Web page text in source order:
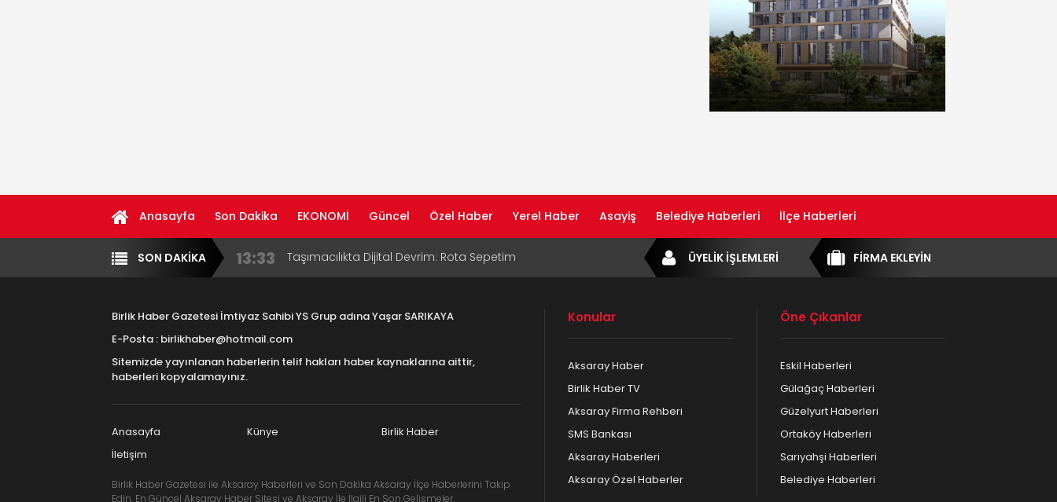
Anasayfa Son Dakika EKONOMİ Güncel Özel Haber Yerel Haber Asayiş Belediye Haberleri İlçe Haberleri
Yazarlar Diğer
SON DAKİKA 13:33 Taşımacılıkta Dijital Devrim: Rota Sepetim
Çocuklara Bıraktı
16:00 Aksaray Esnaf Rehberi ile Google ve Yapay Zeka
8:23
Birlikhaber.com Yayın Hayatına Başladı | Hızlı ve Akıllı
FİRMA EKLEYİN
ÜYELİK İŞLEMLERİ
Birlik Haber Gazetesi İmtiyaz Sahibi YS Grup adına Yaşar SARIKAYA
E-Posta : birlikhaber@hotmail.com
Sitemizde yayınlanan haberlerin telif hakları haber kaynaklarına aittir,
haberleri kopyalamayınız.
Anasayfa Künye
Birlik Haber
İletişim
Birlik Haber Gazetesi ile Aksaray Haberleri ve Son Dakika Aksaray İlçe Haberlerini Takip
Edin. En Güncel Aksaray Haber Sitesi ve Aksaray İle İlgili En Son Gelişmeler.
Konular
Aksaray Haber
Birlik Haber TV
Aksaray Firma Rehberi
SMS Bankası
Aksaray Haberleri
Aksaray Özel Haberler
Öne Çıkanlar
Eskil Haberleri
Gülağaç Haberleri
Güzelyurt Haberleri
Ortaköy Haberleri
Sarıyahşi Haberleri
Belediye Haberleri